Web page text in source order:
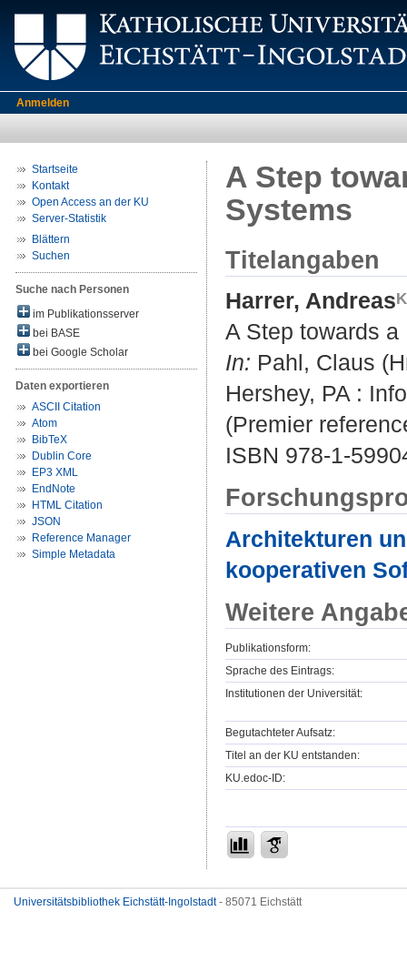
Anmelden
Startseite
Kontakt
Open Access an der KU
Server-Statistik
Blättern
Suchen
Suche nach Personen
im Publikationsserver
bei BASE
bei Google Scholar
Daten exportieren
ASCII Citation
Atom
BibTeX
Dublin Core
EP3 XML
EndNote
HTML Citation
JSON
Reference Manager
Simple Metadata
A Step
Systems
Titelangaben
Harrer, Andreas
A Step towards
In: Pahl, Claus
Hershey, PA :
(Premier
ISBN 978-1-
Architekturen
kooperativen
Weitere
Publikationsform:
Sprache des Eintrags:
Institutionen der Universität:
Begutachteter Aufsatz:
Titel an der KU entstanden:
KU.edoc-ID:
Universitätsbibliothek Eichstätt-Ingolstadt- 85071 Eichstätt